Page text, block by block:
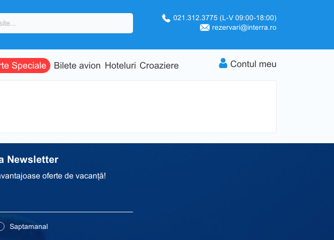
021.312.3775 (L-V 09:00-18:00)
rezervari@interra.ro
Speciale Bilete avion Hoteluri Croaziere Contul meu
Newsletter
oferte de vacanță!
Saptamanal